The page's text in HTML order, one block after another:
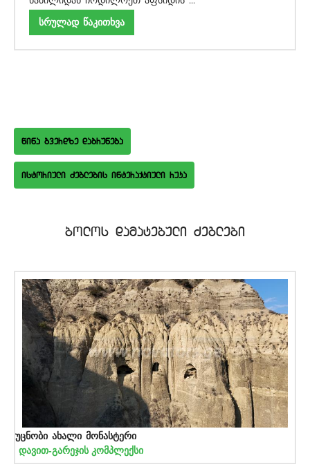
სრულად წაკითხვა
wina gverdze dabruneba
istoriuli Zeglebis interaqtiuli ruka
bolos damatebuli Zeglebi
უცნობი ახალი მონასტერი
დავით-გარეჯის კომპლექსი